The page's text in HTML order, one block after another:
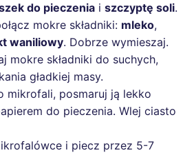
do pieczenia i szczyptę soli.
mokre składniki: mleko,
waniliowy. Dobrze wymieszaj.
mokre składniki do suchych,
gładkiej masy.
mikrofali, posmaruj ją lekko
do pieczenia. Wlej ciasto
i piecz przez 5-7